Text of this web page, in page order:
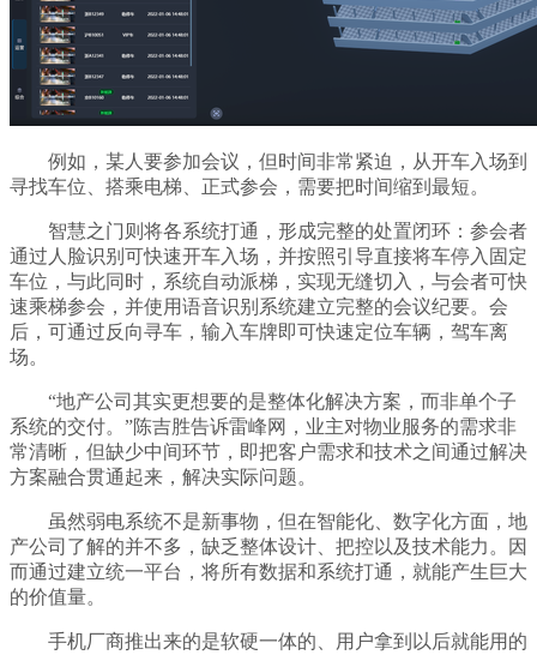
例如，某人要参加会议，但时间非常紧迫，从开车入场到
寻找车位、搭乘电梯、正式参会，需要把时间缩到最短。
智慧之门则将各系统打通，形成完整的处置闭环：参会者
通过人脸识别可快速开车入场，并按照引导直接将车停入固定
车位，与此同时，系统自动派梯，实现无缝切入，与会者可快
速乘梯参会，并使用语音识别系统建立完整的会议纪要。会
后，可通过反向寻车，输入车牌即可快速定位车辆，驾车离
场。
“地产公司其实更想要的是整体化解决方案，而非单个子
系统的交付。”陈吉胜告诉雷峰网，业主对物业服务的需求非
常清晰，但缺少中间环节，即把客户需求和技术之间通过解决
方案融合贯通起来，解决实际问题。
虽然弱电系统不是新事物，但在智能化、数字化方面，地
产公司了解的并不多，缺乏整体设计、把控以及技术能力。因
而通过建立统一平台，将所有数据和系统打通，就能产生巨大
的价值量。
手机厂商推出来的是软硬一体的、用户拿到以后就能用的